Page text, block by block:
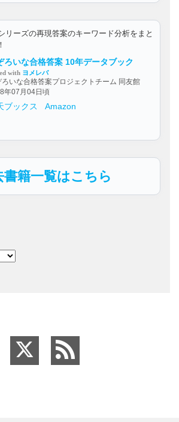
リーズの再現答案のキーワード分析をまと
ろいな合格答案 10年データブック
with ヨメレバ
ろいな合格答案プロジェクトチーム 同友館
年07月04日頃
ブックス Amazon
書籍一覧はこちら